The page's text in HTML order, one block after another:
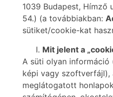
1039 Budapest, Hímző
54.) (a továbbiakban:
sütiket/cookie-kat
Mit jelent a
A süti olyan információ
képi vagy szoftverfájl),
meglátogatott